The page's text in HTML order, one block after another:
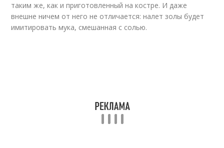
таким же, как и приготовленный на костре. И даже
внешне ничем от него не отличается: налет золы будет
имитировать мука, смешанная с солью.